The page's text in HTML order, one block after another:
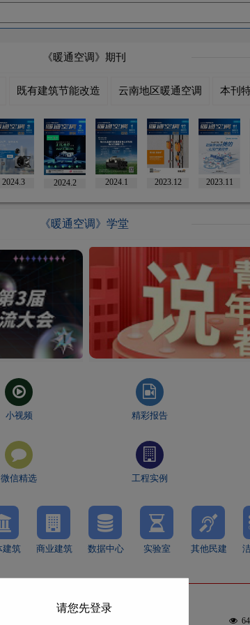
《暖通空调》期刊
既有建筑节能改造 云南地区暖通空调 本刊
2024.3 2024.2 2024.1 2023.12 2023.11
《暖通空调》学堂
小视频 精彩报告
微信精选 工程实例
建筑 商业建筑 数据中心 实验室 其他民建
控：气溶胶传播和通风防护的看法
请您先登录